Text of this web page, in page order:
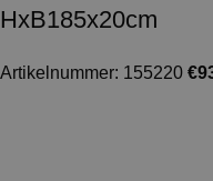
HxB185x20cm
Artikelnummer: 155220 €